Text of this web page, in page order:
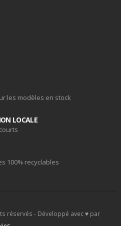
les modèles en stock
LOCALE
100% recyclables
réservés - Développé avec ♥ par